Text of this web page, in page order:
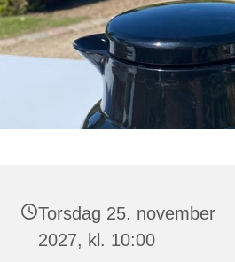
Torsdag 25. november
2027, kl. 10:00